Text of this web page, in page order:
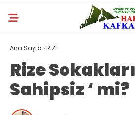
Ana Sayfa ›RİZE
Rize Sokakları
Sahipsiz ‘ mi?